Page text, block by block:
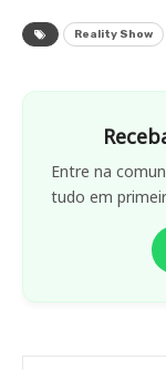
Reality Show
Entre na
tudo em